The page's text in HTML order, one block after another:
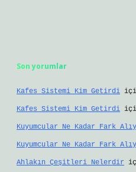
Son yorumlar
Kafes Sistemi Kim Getirdi
Kafes Sistemi Kim Getirdi
Kuyumcular Ne Kadar Fark
Kuyumcular Ne Kadar Fark
Ahlakın Çeşitleri Nelerdir